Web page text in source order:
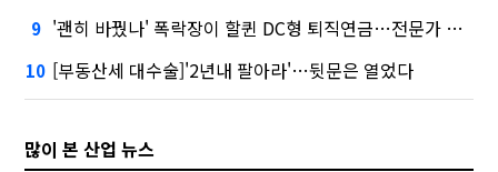
9 '괜히 바꿨나' 폭락장이 할퀸 DC형 퇴직연금…전문가 조언은
10 [부동산세 대수술]'2년내 팔아라'…뒷문은 열었다
많이 본 산업 뉴스